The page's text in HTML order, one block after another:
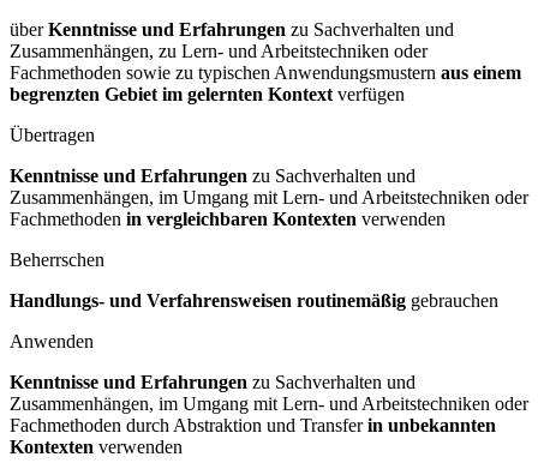
überKenntnisse und Erfahrungen zu Sachverhalten und
Zusammenhängen, zu Lern- und Arbeitstechniken oder
Fachmethoden sowie zu typischen Anwendungsmustern aus einem
begrenzten Gebiet im gelernten Kontext verfügen
Übertragen
Kenntnisse und Erfahrungen zu Sachverhalten und
Zusammenhängen, im Umgang mit Lern- und Arbeitstechniken oder
Fachmethoden in vergleichbaren Kontexten verwenden
Beherrschen
Handlungs- und Verfahrensweisen routinemäßig gebrauchen
Anwenden
Kenntnisse und Erfahrungen zu Sachverhalten und
Zusammenhängen, im Umgang mit Lern- und Arbeitstechniken oder
Fachmethoden durch Abstraktion und Transferin unbekannten
Kontexten verwenden